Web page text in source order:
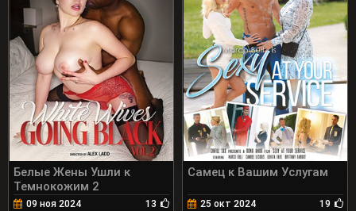
Белые Жены Ушли к
Темнокожим 2
09 ноя 2024 13
Самец к Вашим Услугам
25 окт 2024 19